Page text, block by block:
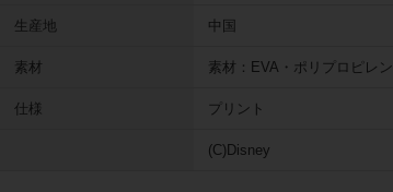
生産地 中国
素材 素材：EVA・ポリプロピレン
仕様 プリント
(C)Disney